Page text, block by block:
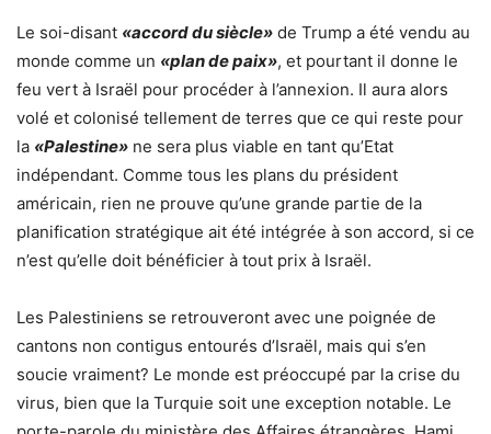
Le soi-disant «accord du siècle» de Trump a été vendu au
monde comme un «plan de paix», et pourtant il donne le
feu vert à Israël pour procéder à l’annexion. Il aura alors
volé et colonisé tellement de terres que ce qui reste pour
la «Palestine» ne sera plus viable en tant qu’Etat
indépendant. Comme tous les plans du président
américain, rien ne prouve qu’une grande partie de la
planification stratégique ait été intégrée à son accord, si ce
n’est qu’elle doit bénéficier à tout prix à Israël.
Les Palestiniens se retrouveront avec une poignée de
cantons non contigus entourés d’Israël, mais qui s’en
soucie vraiment? Le monde est préoccupé par la crise du
virus, bien que la Turquie soit une exception notable. Le